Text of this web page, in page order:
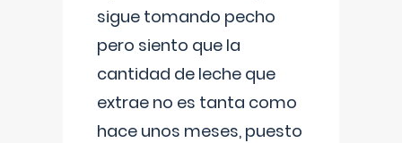
sigue tomando pecho
pero siento que la
cantidad de leche que
extrae no es tanta como
hace unos meses, puesto